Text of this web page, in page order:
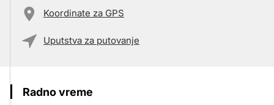
Koordinate za GPS
Uputstva za putovanje
Radno vreme